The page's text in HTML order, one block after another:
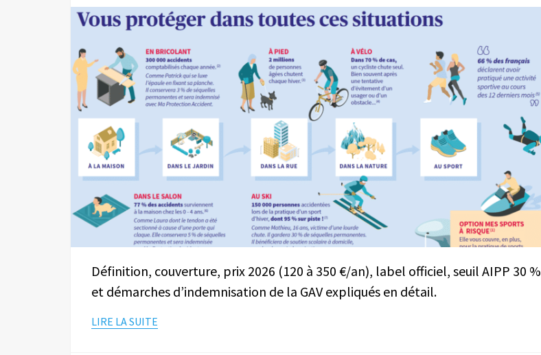
Définition, couverture, prix 2026 (120 à 350 €/an), label officiel, seuil AIPP 30 %
et démarches d’indemnisation de la GAV expliqués en détail.
LIRE LA SUITE